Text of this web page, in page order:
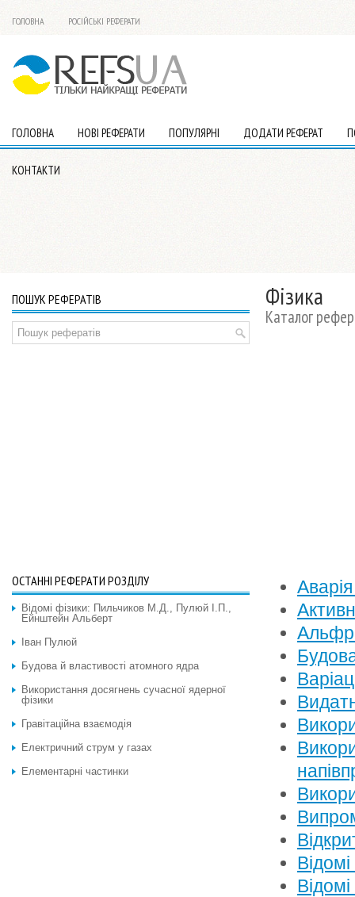
ГОЛОВНА РОСІЙСЬКІ РЕФЕРАТИ
ГОЛОВНА НОВІ РЕФЕРАТИ ПОПУЛЯРНІ ДОДАТИ РЕФЕРАТ
КОНТАКТИ
Фізика
Каталог
ПОШУК РЕФЕРАТІВ
ОСТАННІ РЕФЕРАТИ РОЗДІЛУ
Відомі фізики: Пильчиков М.Д., Пулюй І.П.,
Ейнштейн Альберт
Іван Пулюй
Будова й властивості атомного ядра
Використання досягнень сучасної ядерної
фізики
Гравітаційна взаємодія
Електричний струм у газах
Елементарні частинки